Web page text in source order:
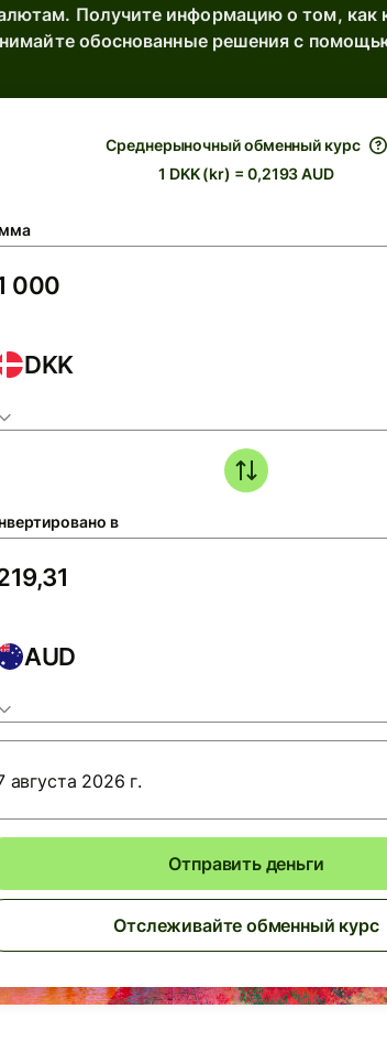
Получите информацию о том, как
обоснованные решения с
Среднерыночный обменный курс
1 DKK (kr) = 0,2193 AUD
DKK
в
AUD
августа 2026 г.
Отправить деньги
Отслеживайте обменный курс